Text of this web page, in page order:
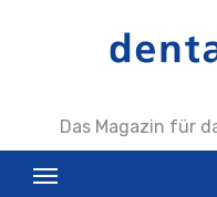
Das Magazin für